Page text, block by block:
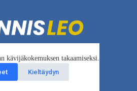
kävijäkokemuksen takaamiseksi.
Kieltäydyn